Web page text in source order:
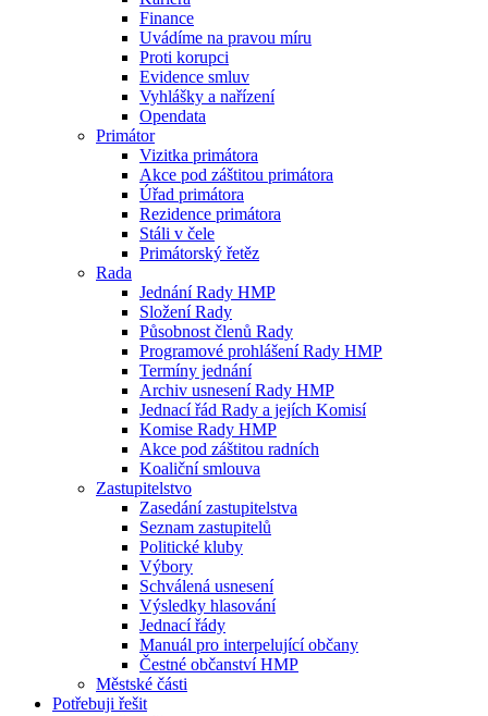
Finance
Uvádíme na pravou míru
Proti korupci
Evidence smluv
Vyhlášky a nařízení
Opendata
Primátor
Vizitka primátora
Akce pod záštitou primátora
Úřad primátora
Rezidence primátora
Stáli v čele
Primátorský řetěz
Rada
Jednání Rady HMP
Složení Rady
Působnost členů Rady
Programové prohlášení Rady HMP
Termíny jednání
Archiv usnesení Rady HMP
Jednací řád Rady a jejích Komisí
Komise Rady HMP
Akce pod záštitou radních
Koaliční smlouva
Zastupitelstvo
Zasedání zastupitelstva
Seznam zastupitelů
Politické kluby
Výbory
Schválená usnesení
Výsledky hlasování
Jednací řády
Manuál pro interpelující občany
Čestné občanství HMP
Městské části
Potřebuji řešit